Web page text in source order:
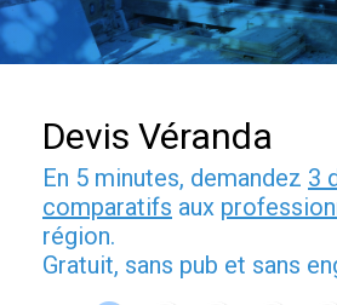
Devis Véranda
En 5 minutes, demandez 3
comparatifs aux
région.
Gratuit, sans pub et sans